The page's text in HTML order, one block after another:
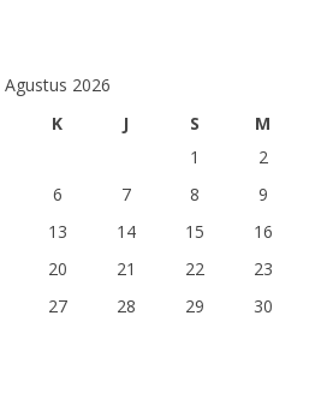
Agustus 2026
K J S
M
1
2
6 7 8
9
13 14 15
16
20 21 22
23
27 28 29
30